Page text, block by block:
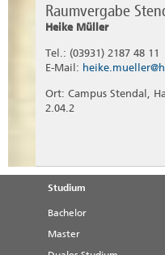
Raumvergabe
Heike Müller
Tel.: (03931) 2187 48 11
E-Mail:
Ort: Campus Stendal,
2.04.2
Studium
Bachelor
Master